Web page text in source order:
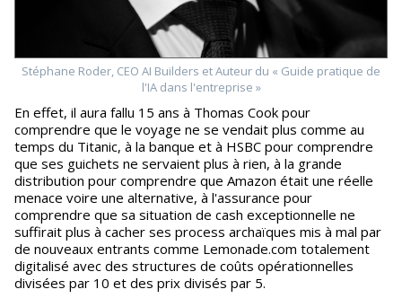
Stéphane Roder, CEO AI Builders et Auteur du « Guide pratique de
l'IA dans l'entreprise »
En effet, il aura fallu 15 ans à Thomas Cook pour
comprendre que le voyage ne se vendait plus comme au
temps du Titanic, à la banque et à HSBC pour comprendre
que ses guichets ne servaient plus à rien, à la grande
distribution pour comprendre que Amazon était une réelle
menace voire une alternative, à l'assurance pour
comprendre que sa situation de cash exceptionnelle ne
suffirait plus à cacher ses process archaïques mis à mal par
de nouveaux entrants comme Lemonade.com totalement
digitalisé avec des structures de coûts opérationnelles
divisées par 10 et des prix divisés par 5.